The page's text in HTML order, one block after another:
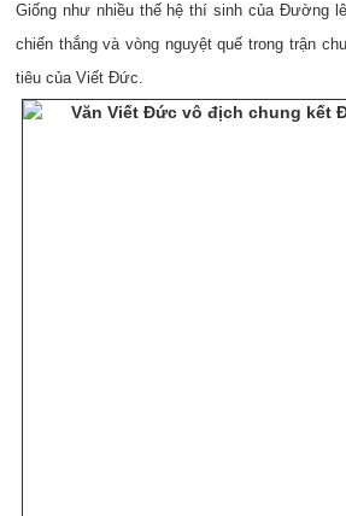
Giống như nhiều thế hệ thí sinh của Đường
chiến thắng và vòng nguyệt quế trong trận
tiêu của Viết Đức.